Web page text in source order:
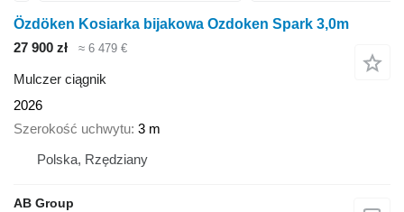
Özdöken Kosiarka bijakowa Ozdoken Spark 3,0m
27 900 zł
≈ 6 479 €
Mulczer ciągnik
2026
Szerokość uchwytu 3 m
Polska, Rzędziany
AB Group